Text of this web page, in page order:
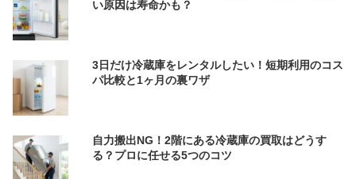
い原因は寿命かも？
3日だけ冷蔵庫をレンタルしたい！短期利用のコス
パ比較と1ヶ月の裏ワザ
自力搬出NG！2階にある冷蔵庫の買取はどうす
る？プロに任せる5つのコツ